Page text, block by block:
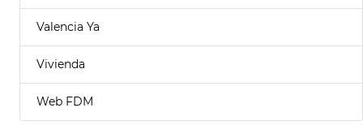
Valencia Ya
Vivienda
Web FDM